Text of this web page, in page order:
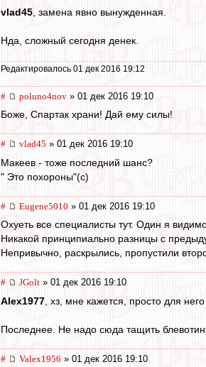
vlad45, замена явно вынужденная.
Нда, сложный сегодня денек.
Редактировалось 01 дек 2016 19:12
# poluno4nov » 01 дек 2016 19:10
Боже, Спартак храни! Дай ему силы!
# vlad45 » 01 дек 2016 19:10
Макеев - тоже последний шанс?
" Это похороны"(с)
# Eugene5010 » 01 дек 2016 19:10
Охуеть все специалисты тут. Один я
Никакой принципиально разницы с
Непривычно, раскрылись, пропустили
# JGolt » 01 дек 2016 19:10
Alex1977 , хз, мне кажется, просто для
Последнее. Не надо сюда тащить
# Valex1956 » 01 дек 2016 19:10